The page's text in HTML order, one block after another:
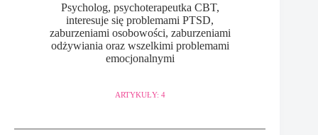
Psycholog, psychoterapeutka CBT,
interesuje się problemami PTSD,
zaburzeniami osobowości, zaburzeniami
odżywiania oraz wszelkimi problemami
emocjonalnymi
ARTYKUŁY: 4